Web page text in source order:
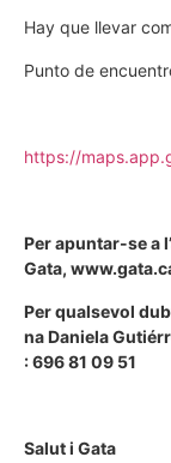
Hay que llevar
Punto de
https://
Per apuntar-se a
Gata,
Per qualsevol
na Daniela
: 696 81 09 51
Salut i Gata